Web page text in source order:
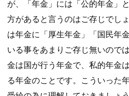
が、「年金」には「公的年金」
方があると言うのはご存じでし
は年金に「厚生年金」「国民年
いる事をあまりご存じ無いので
金は国が行う年金で、私的年金
る年金のことです。こういった